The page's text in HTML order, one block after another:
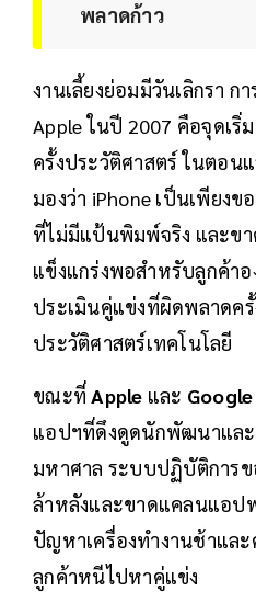
พลาดก้าว
งานเลี้ยงย่อมมีวันเลิกรา ก
Apple ในปี 2007 คือจุดเริ่
ครั้งประวัติศาสตร์ ในตอน
มองว่า iPhone เป็นเพียง
ที่ไม่มีแป้นพิมพ์จริง และข
แข็งแกร่งพอสำหรับลูกค้า
ประเมินคู่แข่งที่ผิดพลาดค
ประวัติศาสตร์เทคโนโลยี
ขณะที่ Apple และ Google
แอปฯที่ดึงดูดนักพัฒนาและ
มหาศาล ระบบปฏิบัติการข
ล้าหลังและขาดแคลนแอป
ปัญหาเครื่องทำงานช้าและ
ลูกค้าหนีไปหาคู่แข่ง